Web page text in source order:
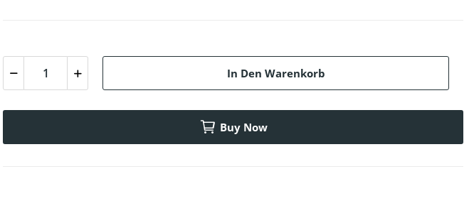
In Den Warenkorb
Buy Now